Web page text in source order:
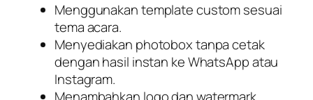
Menggunakan template custom sesuai
tema acara.
Menyediakan photobox tanpa cetak
dengan hasil instan ke WhatsApp atau
Instagram.